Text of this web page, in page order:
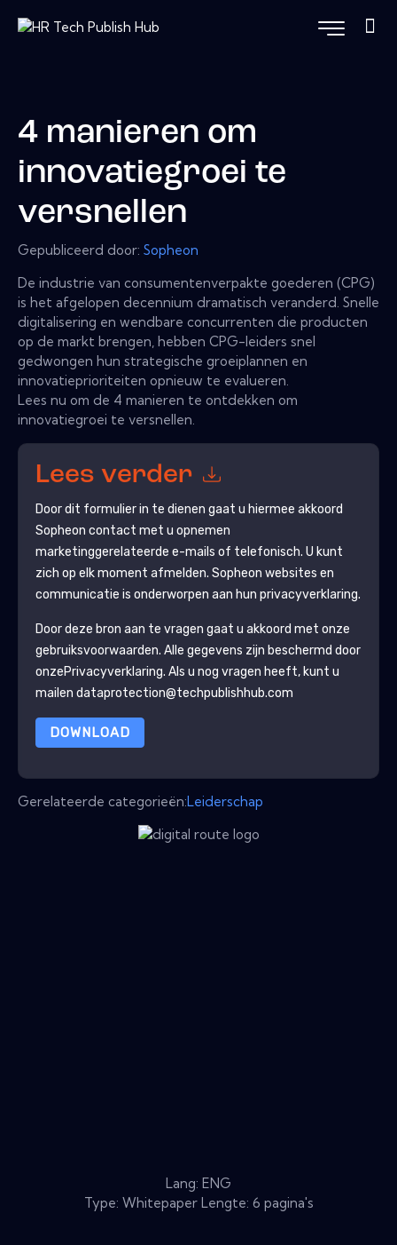
4 manieren om
innovatiegroei te
versnellen
Gepubliceerd door: Sopheon
De industrie van consumentenverpakte goederen (CPG)
is het afgelopen decennium dramatisch veranderd. Snelle
digitalisering en wendbare concurrenten die producten
op de markt brengen, hebben CPG-leiders snel
gedwongen hun strategische groeiplannen en
innovatieprioriteiten opnieuw te evalueren.
Lees nu om de 4 manieren te ontdekken om
innovatiegroei te versnellen.
Lees verder
Door dit formulier in te dienen gaat u hiermee akkoord
Sopheon contact met u opnemen
marketinggerelateerde e-mails of telefonisch. U kunt
zich op elk moment afmelden. Sopheon websites en
communicatie is onderworpen aan hun privacyverklaring.
Door deze bron aan te vragen gaat u akkoord met onze
gebruiksvoorwaarden. Alle gegevens zijn beschermd door
onzePrivacyverklaring. Als u nog vragen heeft, kunt u
mailen dataprotection@techpublishhub.com
DOWNLOAD
Gerelateerde categorieën:Leiderschap
Lang: ENG
Type: Whitepaper Lengte: 6 pagina's